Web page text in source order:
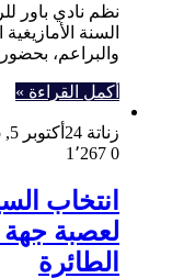
نظم نادي باور
السنة
والبراعم،
أكمل القراءة »
زناتة 24
أكتوبر 5, 2025
0
انتخاب
لعصبة جهة
الطائرة